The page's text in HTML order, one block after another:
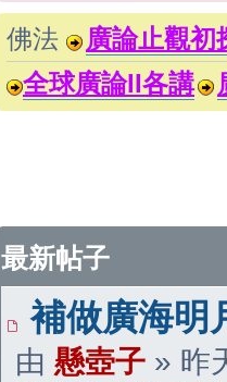
佛法
廣論止觀初
全球廣論II各講
最新帖子
補做廣海明
由 懸壺子 » 昨